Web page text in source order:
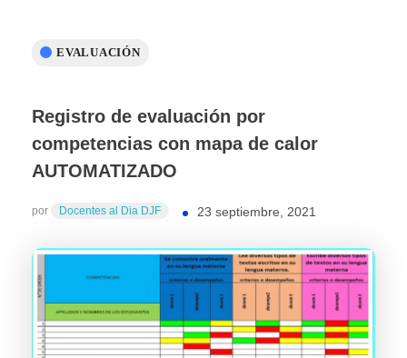
Registro de evaluación por
competencias con mapa de calor
AUTOMATIZADO
23 septiembre, 2021
por Docentes al Dia DJF
EVALUACIÓN